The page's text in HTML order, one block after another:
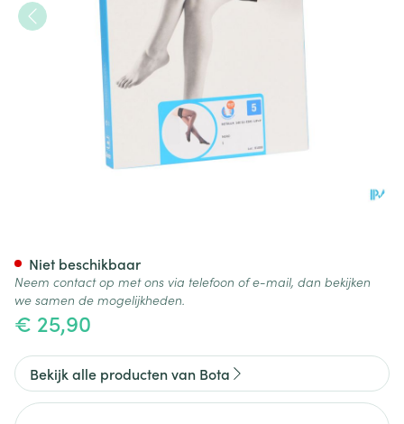
€ 25,90
Niet beschikbaar
Neem contact op met ons via telefoon of e-mail, dan bekijken
we samen de mogelijkheden.
Bekijk alle producten van Bota